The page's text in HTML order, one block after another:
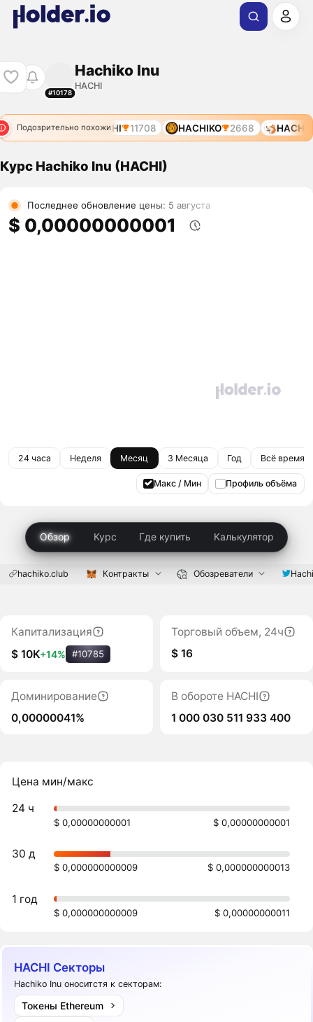
#10178
Hachiko Inu
HACHI
Подозрительно похожи
7864 HACHI 11708 HACHIKO 2668 HACHI
Курс Hachiko Inu (HACHI)
Последнее обновление цены: 5 августа
$ 0,00000000001
24 часа Неделя Месяц 3 Месяца Год Всё время
Макс / Мин Профиль объёма
Обзор Курс Где купить Калькулятор
hachiko.club Контракты Обозреватели
Капитализация
$ 10K+14% #10785
Торговый объем, 24ч
$ 16
Доминирование
0,00000041%
В обороте HACHI
1 000 030 511 933 400
Цена мин/макс
24 ч
$ 0,00000000001 $ 0,00000000001
30 д
$ 0,000000000009 $ 0,000000000013
1 год
$ 0,000000000009 $ 0,00000000011
HACHI Секторы
Hachiko Inu оноситстя к секторам:
Токены Ethereum